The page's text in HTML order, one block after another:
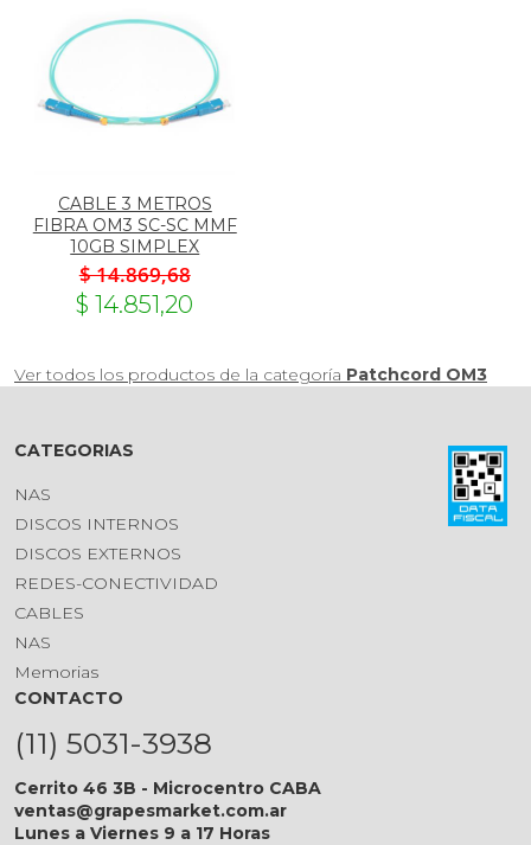
CABLE 3 METROS
FIBRA OM3 SC-SC MMF
10GB SIMPLEX
$ 14.869,68
$ 14.851,20
Ver todos los productos de la categoría Patchcord OM3
CATEGORIAS
NAS
DISCOS INTERNOS
DISCOS EXTERNOS
REDES-CONECTIVIDAD
CABLES
NAS
Memorias
CONTACTO
(11) 5031-3938
Cerrito 46 3B - Microcentro CABA
ventas@grapesmarket.com.ar
Lunes a Viernes 9 a 17 Horas